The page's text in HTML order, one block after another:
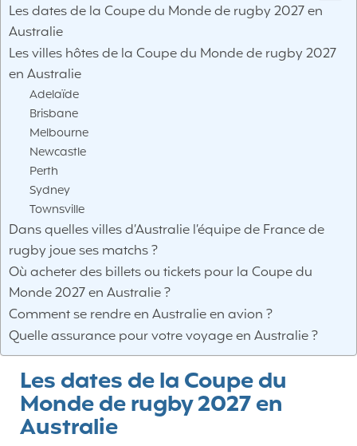
Les dates de la Coupe du Monde de rugby 2027 en
Australie
Les villes hôtes de la Coupe du Monde de rugby 2027
en Australie
Adelaïde
Brisbane
Melbourne
Newcastle
Perth
Sydney
Townsville
Dans quelles villes d’Australie l’équipe de France de
rugby joue ses matchs ?
Où acheter des billets ou tickets pour la Coupe du
Monde 2027 en Australie ?
Comment se rendre en Australie en avion ?
Quelle assurance pour votre voyage en Australie ?
Les dates de la Coupe du
Monde de rugby 2027 en
Australie